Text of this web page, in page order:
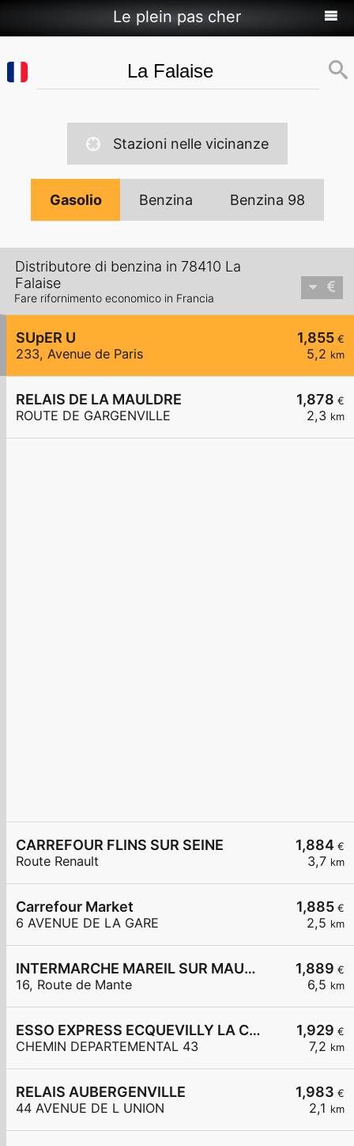
Le plein pas cher
Stazioni nelle vicinanze
Gasolio Benzina Benzina 98
Distributore di benzina in 78410 La
Falaise
Fare rifornimento economico in Francia
1,855 €
5,2 km
SUpER U
233, Avenue de Paris
1,878 €
2,3 km
RELAIS DE LA MAULDRE
ROUTE DE GARGENVILLE
1,884 €
3,7 km
CARREFOUR FLINS SUR SEINE
Route Renault
1,885 €
2,5 km
Carrefour Market
6 AVENUE DE LA GARE
1,889 €
6,5 km
INTERMARCHE MAREIL SUR MAULDRE
16, Route de Mante
1,929 €
7,2 km
ESSO EXPRESS ECQUEVILLY LA CHAMOISERIE
CHEMIN DEPARTEMENTAL 43
1,983 €
2,1 km
RELAIS AUBERGENVILLE
44 AVENUE DE L UNION